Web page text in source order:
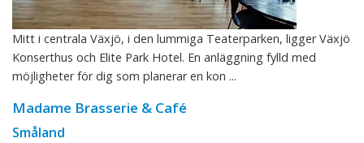
Mitt i centrala Växjö, i den lummiga Teaterparken, ligger Växjö
Konserthus och Elite Park Hotel. En anläggning fylld med
möjligheter för dig som planerar en kon ...
Madame Brasserie & Café
Småland